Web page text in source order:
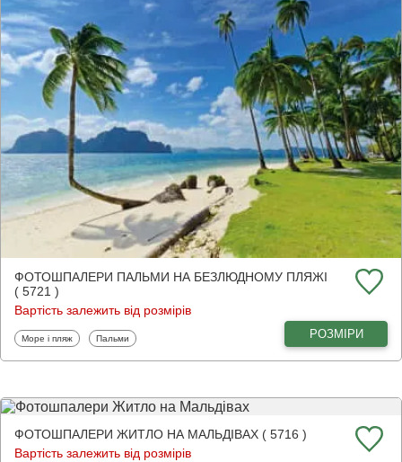
ФОТОШПАЛЕРИ ПАЛЬМИ НА БЕЗЛЮДНОМУ ПЛЯЖІ
( 5721 )
Вартість залежить від розмірів
Фотошпалери
Море і пляж Фотошпалери
Пальми РОЗМІРИ
ФОТОШПАЛЕРИ ЖИТЛО НА МАЛЬДІВАХ ( 5716 )
Вартість залежить від розмірів